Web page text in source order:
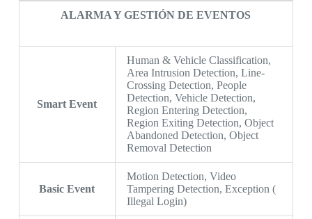
ALARMA Y GESTIÓN DE EVENTOS
Smart Event
Human & Vehicle Classification,
Area Intrusion Detection, Line-
Crossing Detection, People
Detection, Vehicle Detection,
Region Entering Detection,
Region Exiting Detection, Object
Abandoned Detection, Object
Removal Detection
Basic Event
Motion Detection, Video
Tampering Detection, Exception (
Illegal Login)